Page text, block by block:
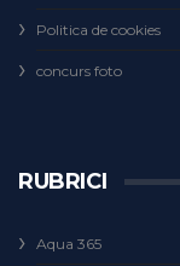
Politica de cookies
concurs foto
RUBRICI
Aqua 365